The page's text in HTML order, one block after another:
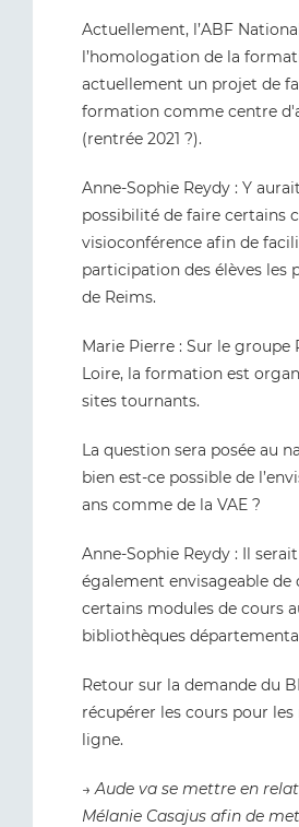
Actuellement, l’ABF
l’homologation de la
actuellement un projet de
formation comme centre
(rentrée 2021 ?).
Anne-Sophie Reydy : Y
possibilité de faire certains
visioconférence afin de
participation des élèves les
de Reims.
Marie Pierre : Sur le groupe
Loire, la formation est
sites tournants.
La question sera posée au
bien est-ce possible de
ans comme de la VAE ?
Anne-Sophie Reydy : Il
également envisageable de
certains modules de cours
bibliothèques
Retour sur la demande du
récupérer les cours pour
ligne.
→Aude va se mettre en
Mélanie Casajus afin de